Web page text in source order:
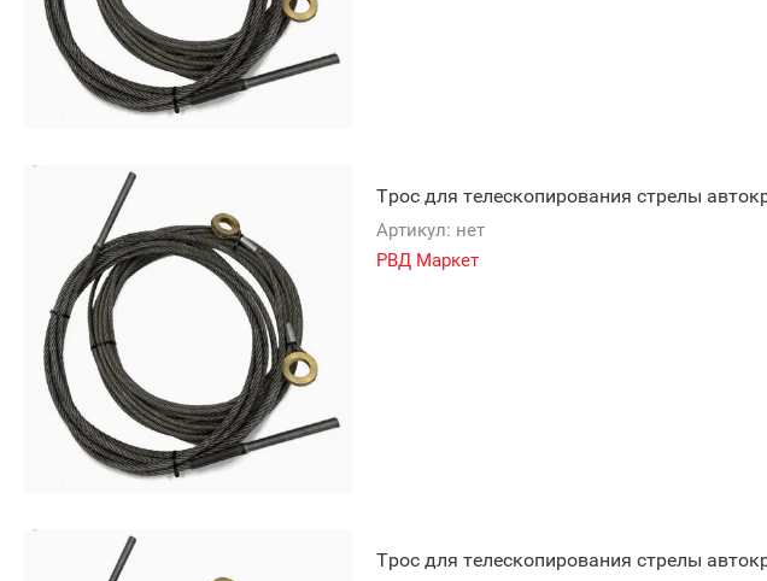
Трос для телескопирования стрелы
Артикул: нет
РВД Маркет
Трос для телескопирования стрелы